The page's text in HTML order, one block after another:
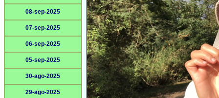
08-sep-2025
07-sep-2025
06-sep-2025
05-sep-2025
30-ago-2025
29-ago-2025